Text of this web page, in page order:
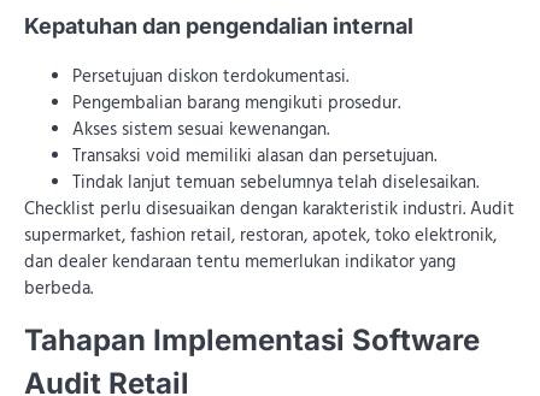
Kepatuhan dan pengendalian internal
Persetujuan diskon terdokumentasi.
Pengembalian barang mengikuti prosedur.
Akses sistem sesuai kewenangan.
Transaksi void memiliki alasan dan persetujuan.
Tindak lanjut temuan sebelumnya telah diselesaikan.
Checklist perlu disesuaikan dengan karakteristik industri. Audit
supermarket, fashion retail, restoran, apotek, toko elektronik,
dan dealer kendaraan tentu memerlukan indikator yang
berbeda.
Tahapan Implementasi Software
Audit Retail